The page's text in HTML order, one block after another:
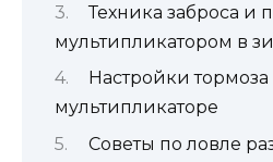
Техника заброса и
мультипликатором в
Настройки
мультипликаторе
Советы по ловле